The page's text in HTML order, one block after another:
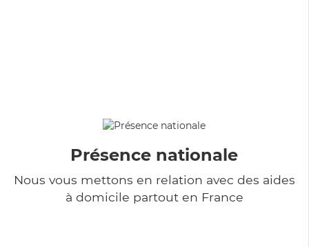
Présence nationale
Nous vous mettons en relation avec des aides
à domicile partout en France